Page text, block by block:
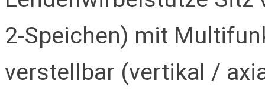
2-Speichen) mit
verstellbar (vertikal /